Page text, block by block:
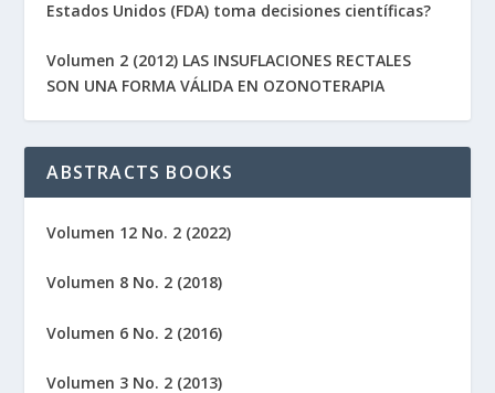
Estados Unidos (FDA) toma decisiones científicas?
Volumen 2 (2012) LAS INSUFLACIONES RECTALES
SON UNA FORMA VÁLIDA EN OZONOTERAPIA
ABSTRACTS BOOKS
Volumen 12 No. 2 (2022)
Volumen 8 No. 2 (2018)
Volumen 6 No. 2 (2016)
Volumen 3 No. 2 (2013)